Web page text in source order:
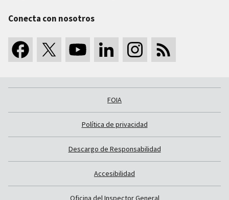
Conecta con nosotros
FOIA
Política de privacidad
Descargo de Responsabilidad
Accesibilidad
Oficina del Inspector General